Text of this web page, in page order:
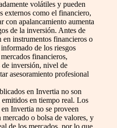
volátiles y pueden
externos como el financiero,
con apalancamiento aumenta
de la inversión. Antes de
instrumentos financieros o
de los riesgos
financieros,
inversión, nivel de
asesoramiento profesional
en Invertia no son
emitidos en tiempo real. Los
Invertia no se proveen
o bolsa de valores, y